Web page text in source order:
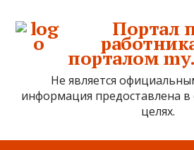
Портал
порталом
Не является
информация предоставлена
целях.